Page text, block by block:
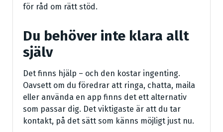
för råd om rätt stöd.
Du behöver inte klara allt
själv
Det finns hjälp – och den kostar ingenting.
Oavsett om du föredrar att ringa, chatta, maila
eller använda en app finns det ett alternativ
som passar dig. Det viktigaste är att du tar
kontakt, på det sätt som känns möjligt just nu.